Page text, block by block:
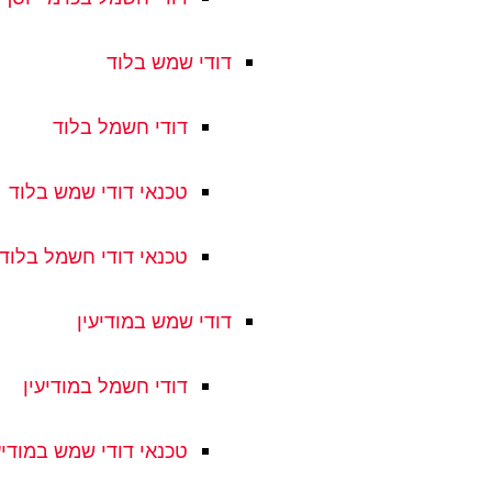
דודי שמש בלוד
דודי חשמל בלוד
טכנאי דודי שמש בלוד
טכנאי דודי חשמל בלוד
דודי שמש במודיעין
דודי חשמל במודיעין
טכנאי דודי שמש